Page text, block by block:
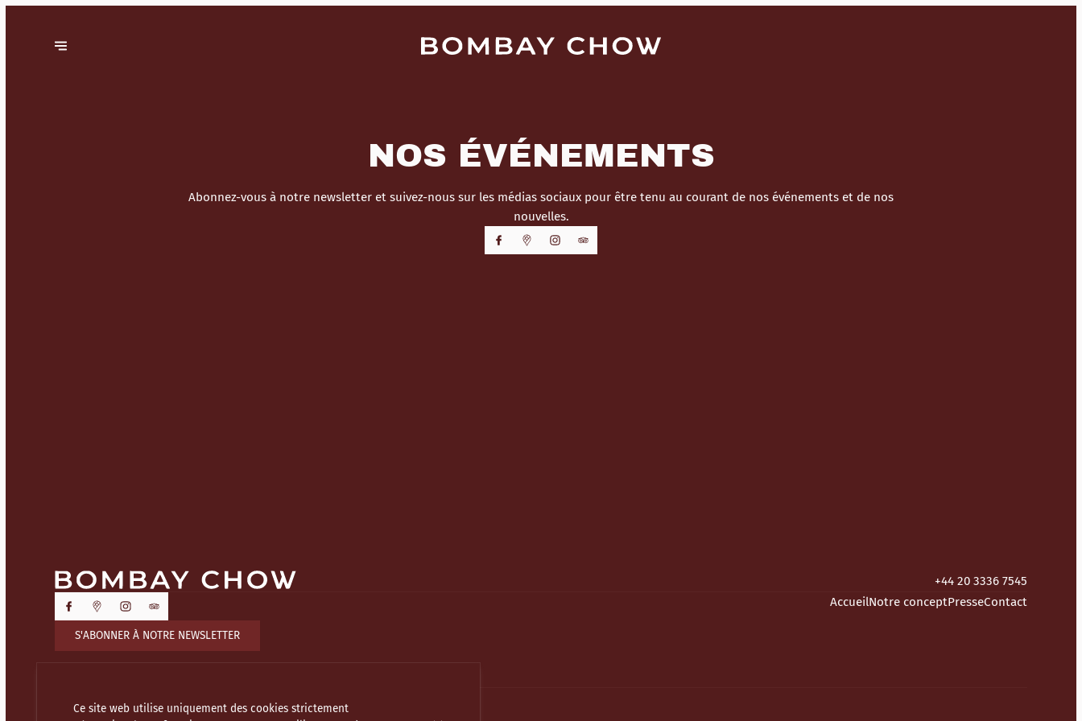
NOS ÉVÉNEMENTS
Abonnez-vous à notre newsletter et suivez-nous sur les médias sociaux pour être tenu au courant de nos événements et de nos
nouvelles.
+44 20 3336 7545
AccueilNotre conceptPresseContact
S'ABONNER À NOTRE NEWSLETTER
Ce site web utilise uniquement des cookies strictement